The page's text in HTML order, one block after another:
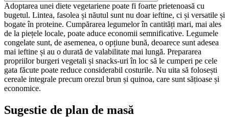
Adoptarea unei diete vegetariene poate fi foarte prietenoasă cu
bugetul. Lintea, fasolea și năutul sunt nu doar ieftine, ci și versatile și
bogate în proteine. Cumpărarea legumelor în cantități mari, mai ales
de la piețele locale, poate aduce economii semnificative. Legumele
congelate sunt, de asemenea, o opțiune bună, deoarece sunt adesea
mai ieftine și au o durată de valabilitate mai lungă. Prepararea
propriilor burgeri vegetali și snacks-uri în loc să le cumperi pe cele
gata făcute poate reduce considerabil costurile. Nu uita să folosești
cereale integrale precum orezul brun și quinoa, care sunt sățioase și
economice.
Sugestie de plan de masă